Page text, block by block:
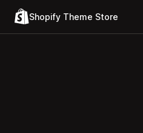
Shopify Theme Store